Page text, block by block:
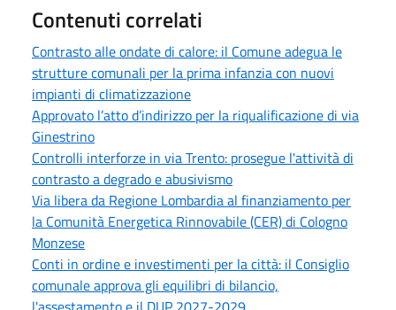
Contenuti correlati
Contrasto alle ondate di calore: il Comune adegua le
strutture comunali per la prima infanzia con nuovi
impianti di climatizzazione
Approvato l’atto d’indirizzo per la riqualificazione di via
Ginestrino
Controlli interforze in via Trento: prosegue l'attività di
contrasto a degrado e abusivismo
Via libera da Regione Lombardia al finanziamento per
la Comunità Energetica Rinnovabile (CER) di Cologno
Monzese
Conti in ordine e investimenti per la città: il Consiglio
comunale approva gli equilibri di bilancio,